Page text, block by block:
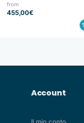
from
455,00€
Account
Il mio conto